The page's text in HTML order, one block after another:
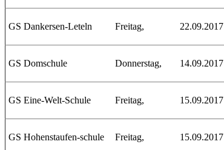
GS Dankersen-Leteln Freitag, 22.09.2017
GS Domschule Donnerstag, 14.09.2017
GS Eine-Welt-Schule Freitag, 15.09.2017
GS Hohenstaufen-schule Freitag, 15.09.2017